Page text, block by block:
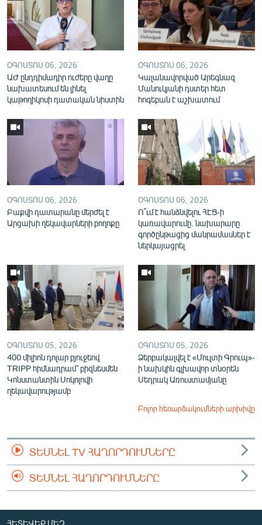
English
Русский
ՀԵՏԵՎԵՔ ՄԵԶ
«Ազատության» բոլոր կայքերը
ՕԳՈՍՏՈՍ 06, 2026
ԱԺ ընդդիմադիր ուժերը վաղը
նախատեսում են լինել
կաթողիկոսի դատական նիստին
ՕԳՈՍՏՈՍ 06, 2026
Կալանավորված Արեգնազ
Մանուկյանի դստեր հետ
հոգեբան է աշխատում
ՕԳՈՍՏՈՍ 06, 2026
Բաքվի դատարանը մերժել է
Արցախի ղեկավարների բողոքը
ՕԳՈՍՏՈՍ 06, 2026
Ո՞ւմ է հանձնվելու ՀԷՑ-ի
կառավարումը. նախարարը
գործընթացից մանրամասներ է
ներկայացրել
ՕԳՈՍՏՈՍ 05, 2026
400 միլիոն դոլար բյուջեով
TRIPP հիմնադրամ՝ բիզնեսմեն
Կոնստանտին Սոկոլովի
ղեկավարությամբ
ՕԳՈՍՏՈՍ 05, 2026
Ձերբակալվել է «Մուլտի Գրուպ»-
ի նախկին գլխավոր տնօրեն
Սեդրակ Առուստամյանը
Բոլոր հեռարձակումների արխիվը
ՏԵՍՆԵԼ TV ՀԱՂՈՐԴՈՒՄՆԵՐԸ
ՏԵՍՆԵԼ ՀԱՂՈՐԴՈՒՄՆԵՐԸ
ՀԵՏԵՎԵՔ ՄԵԶ